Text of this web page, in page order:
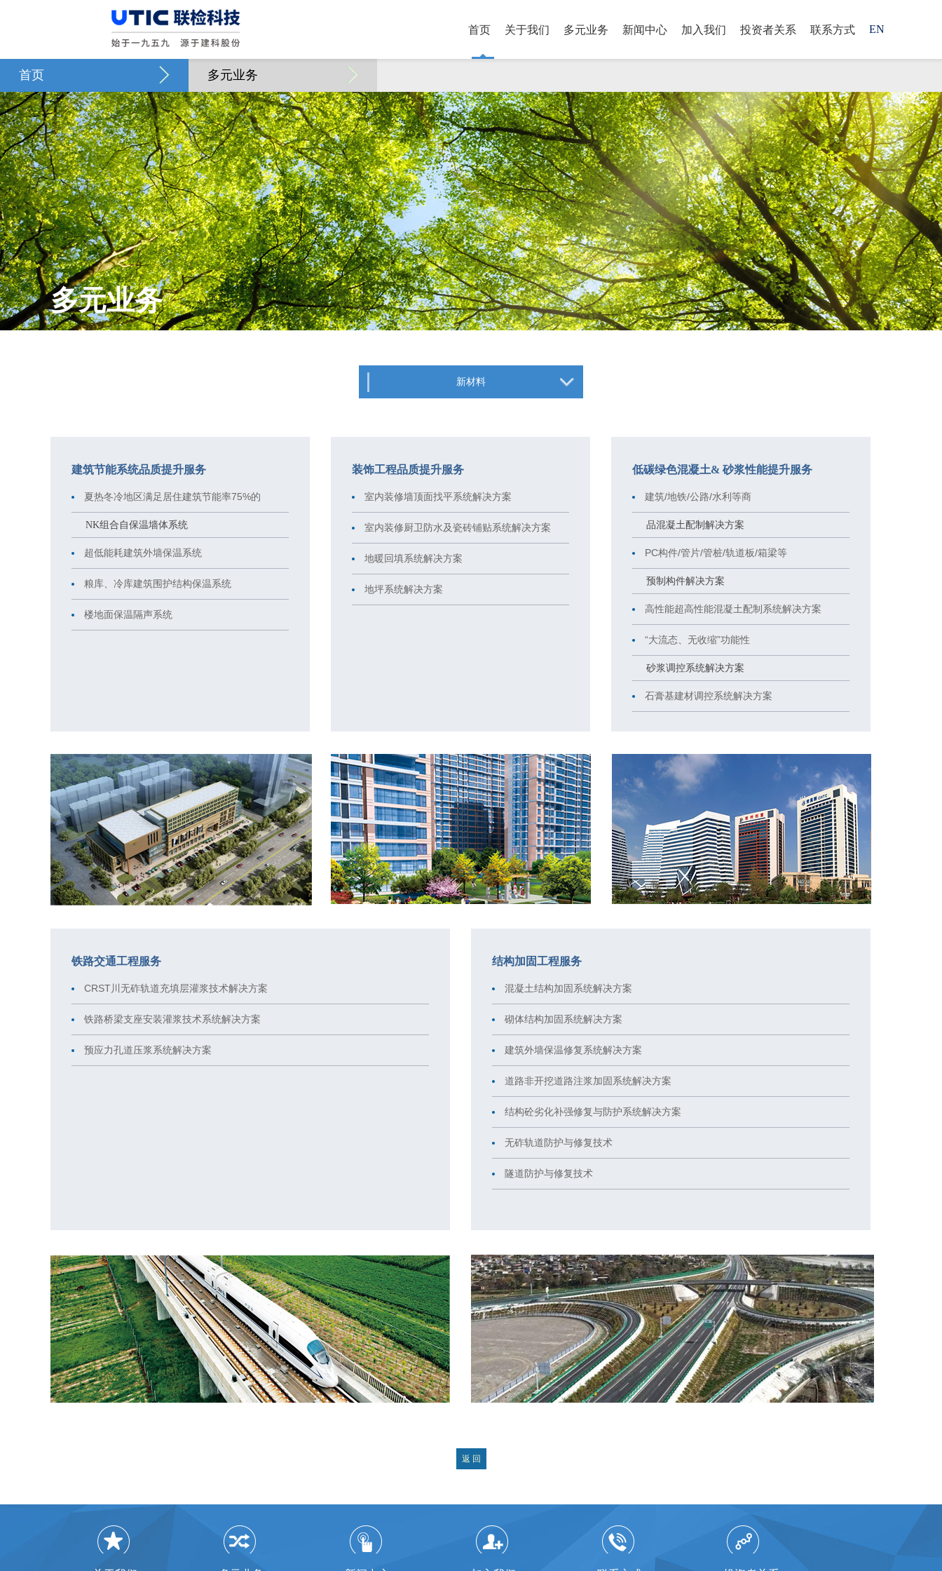
首页 关于我们 多元业务 新闻中心 加入我们 投资者关系 联系方式 EN
首页 多元业务
多元业务
新材料
建筑节能系统品质提升服务
夏热冬冷地区满足居住建筑节能率75%的
NK组合自保温墙体系统
超低能耗建筑外墙保温系统
粮库、冷库建筑围护结构保温系统
楼地面保温隔声系统
装饰工程品质提升服务
室内装修墙顶面找平系统解决方案
室内装修厨卫防水及瓷砖铺贴系统解决方案
地暖回填系统解决方案
地坪系统解决方案
低碳绿色混凝土& 砂浆性能提升服务
建筑/地铁/公路/水利等商
品混凝土配制解决方案
PC构件/管片/管桩/轨道板/箱梁等
预制构件解决方案
高性能超高性能混凝土配制系统解决方案
“大流态、无收缩”功能性
砂浆调控系统解决方案
石膏基建材调控系统解决方案
铁路交通工程服务
CRST川无砟轨道充填层灌浆技术解决方案
铁路桥梁支座安装灌浆技术系统解决方案
预应力孔道压浆系统解决方案
结构加固工程服务
混凝土结构加固系统解决方案
砌体结构加固系统解决方案
建筑外墙保温修复系统解决方案
道路非开挖道路注浆加固系统解决方案
结构砼劣化补强修复与防护系统解决方案
无砟轨道防护与修复技术
隧道防护与修复技术